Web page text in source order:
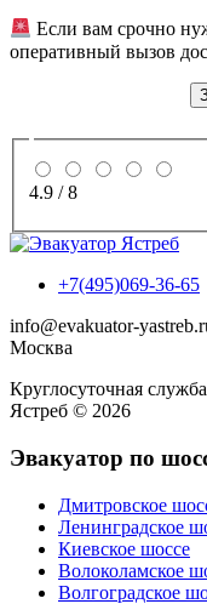
Если вам срочно
оперативный вызов
4.9 /8
+7(495)069-36-65
info@evakuator-
Москва
Круглосуточная
Ястреб © 2026
Эвакуатор по
Дмитровское
Ленинградское
Киевское шоссе
Волоколамское
Волгоградское